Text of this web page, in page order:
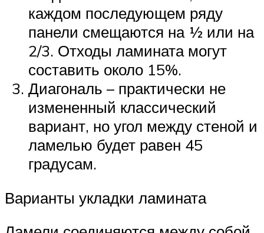
каждом последующем ряду
панели смещаются на ½ или на
2/3. Отходы ламината могут
составить около 15%.
Диагональ – практически не
измененный классический
вариант, но угол между стеной и
ламелью будет равен 45
градусам.
Варианты укладки ламината